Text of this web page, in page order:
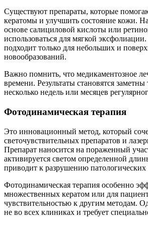
Существуют препараты, которые
кератомы и улучшить состояние кожи.
основе салициловой кислоты или
использоваться для мягкой
подходит только для небольших и
новообразований.
Важно помнить, что медикаментозное
времени. Результаты становятся заметны
несколько недель или месяцев
Фотодинамическая терапия
Это инновационный метод, который
светочувствительных препаратов и
Препарат наносится на пораженный
активируется светом определенной
приводит к разрушению патологических
Фотодинамическая терапия особенно
множественных кератом или для
чувствительностью к другим методам.
не во всех клиниках и требует